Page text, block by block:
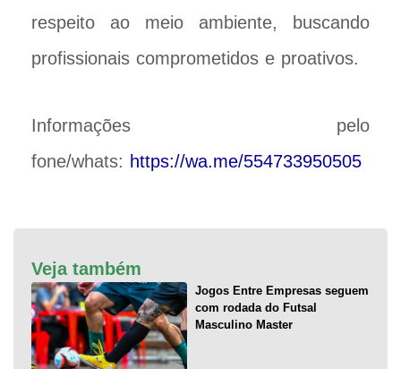
respeito ao meio ambiente, buscando
profissionais comprometidos e proativos.
Informações pelo
fone/whats: https://wa.me/554733950505
Veja também
Jogos Entre Empresas seguem
com rodada do Futsal
Masculino Master